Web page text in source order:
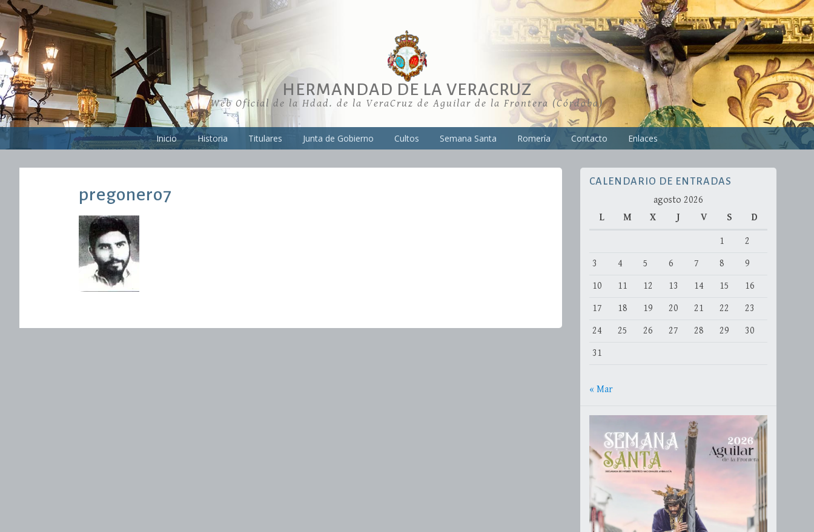
Skip
content
HERMANDAD DE LA VERACRUZ
Web Oficial de la Hdad. de la VeraCruz de Aguilar de la Frontera (Córdoba)
Inicio Historia Titulares Junta de Gobierno Cultos Semana Santa Romería Contacto Enlaces
pregonero7
CALENDARIO DE ENTRADAS
agosto 2026
L
M X J V S D
1
2
3
4 5 6 7 8
9
10
11 12 13 14 15
16
17
18 19 20 21 22
23
24
25 26 27 28 29
30
31
« Mar